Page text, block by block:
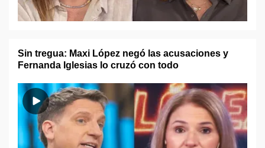
Sin tregua: Maxi López negó las acusaciones y
Fernanda Iglesias lo cruzó con todo